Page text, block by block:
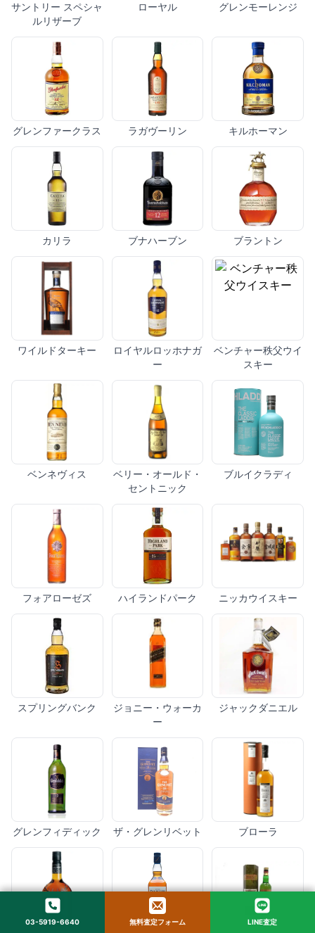
サントリー スペシャ
ルリザーブ
ローヤル グレンモーレンジ
グレンファークラス ラガヴーリン キルホーマン
カリラ ブナハーブン ブラントン
ワイルドターキー
ロイヤルロッホナガ
ー
ベンチャー秩父ウイ
スキー
ベンネヴィス
ベリー・オールド・
セントニック
ブルイクラディ
フォアローゼズ ハイランドパーク ニッカウイスキー
スプリングバンク
ジョニー・ウォーカ
ー
ジャックダニエル
グレンフィディック ザ・グレンリベット ブローラ
03-5919-6640 無料査定フォーム LINE査定